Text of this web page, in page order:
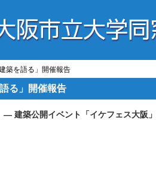
築を語る」開催報告
る」開催報告
— 建築公開イベント「イケフェス大阪